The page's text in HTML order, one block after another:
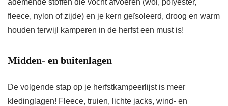
fleece, nylon of zijde) en je kern geïsoleerd, droog en warm
houden terwijl kamperen in de herfst een must is!
Midden- en buitenlagen
De volgende stap op je herfstkampeerlijst is meer
kledinglagen! Fleece, truien, lichte jacks, wind- en